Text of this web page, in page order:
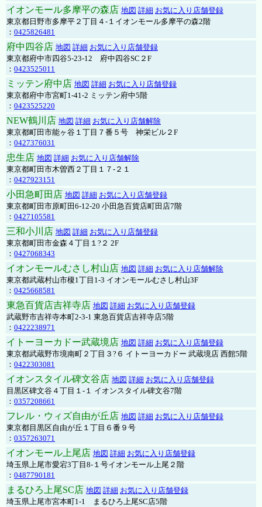
イオンモール多摩平の森店 地図 詳細 お気に入り店舗登録
東京都日野市多摩平２丁目４-１イオンモール多摩平の森2階
： 0425826481
府中四谷店 地図 詳細 お気に入り店舗登録
東京都府中市四谷5-23-12 府中四谷SC２F
： 0423525011
ミッテン府中店 地図 詳細 お気に入り店舗登録
東京都府中市宮町1-41-2 ミッテン府中5階
： 0423525220
NEW鶴川店 地図 詳細 お気に入り店舗解除
東京都町田市能ヶ谷１丁目７番５号 神栄ビル２F
： 0427376031
忠生店 地図 詳細 お気に入り店舗解除
東京都町田市木曽西２丁目１７-２１
： 0427923151
小田急町田店 地図 詳細 お気に入り店舗登録
東京都町田市原町田6-12-20 小田急百貨店町田店7階
： 0427105581
三和小川店 地図 詳細 お気に入り店舗登録
東京都町田市金森４丁目１?２ 2F
： 0427068343
イオンモールむさし村山店 地図 詳細 お気に入り店舗解除
東京都武蔵村山市榎1丁目1-3 イオンモールむさし村山3F
： 0425668581
東急百貨店吉祥寺店 地図 詳細 お気に入り店舗登録
武蔵野市吉祥寺本町2-3-1 東急百貨店吉祥寺店5階
： 0422238971
イトーヨーカドー武蔵境店 地図 詳細 お気に入り店舗登録
東京都武蔵野市境南町２丁目３?６ イトーヨーカドー 武蔵境店 西館5階
： 0422303081
イオンスタイル碑文谷店 地図 詳細 お気に入り店舗登録
目黒区碑文谷４丁目１-１ イオンスタイル碑文谷7階
： 0357208661
フレル・ウィズ自由が丘店 地図 詳細 お気に入り店舗登録
東京都目黒区自由が丘１丁目６番９号
： 0357263071
イオンモール上尾店 地図 詳細 お気に入り店舗登録
埼玉県上尾市愛宕3丁目8-１号イオンモール上尾２階
： 0487790181
まるひろ上尾SC店 地図 詳細 お気に入り店舗登録
埼玉県上尾市宮本町1-1 まるひろ上尾SC店5階